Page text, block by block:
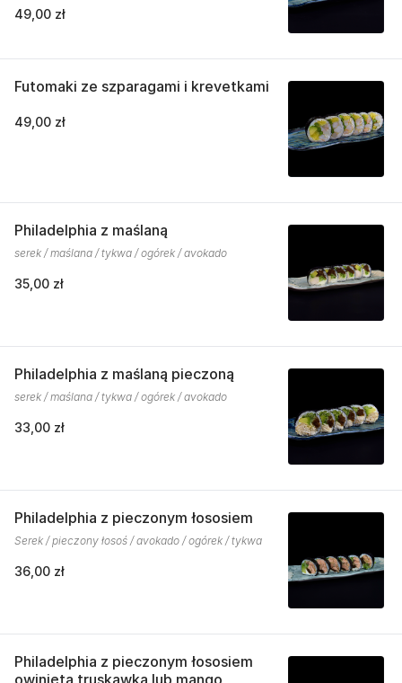
49,00 zł
Futomaki ze szparagami i krevetkami
49,00 zł
Philadelphia z maślaną
serek / maślana / tykwa / ogórek / avokado
35,00 zł
Philadelphia z maślaną pieczoną
serek / maślana / tykwa / ogórek / avokado
33,00 zł
Philadelphia z pieczonym łososiem
Serek / pieczony łosoś / avokado / ogórek / tykwa
36,00 zł
Philadelphia z pieczonym łososiem
owinięta truskawką lub mango